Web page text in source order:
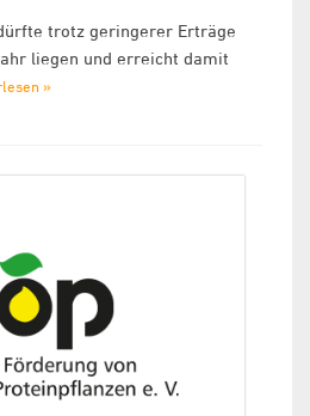
trotz geringerer Erträge
liegen und erreicht damit
»